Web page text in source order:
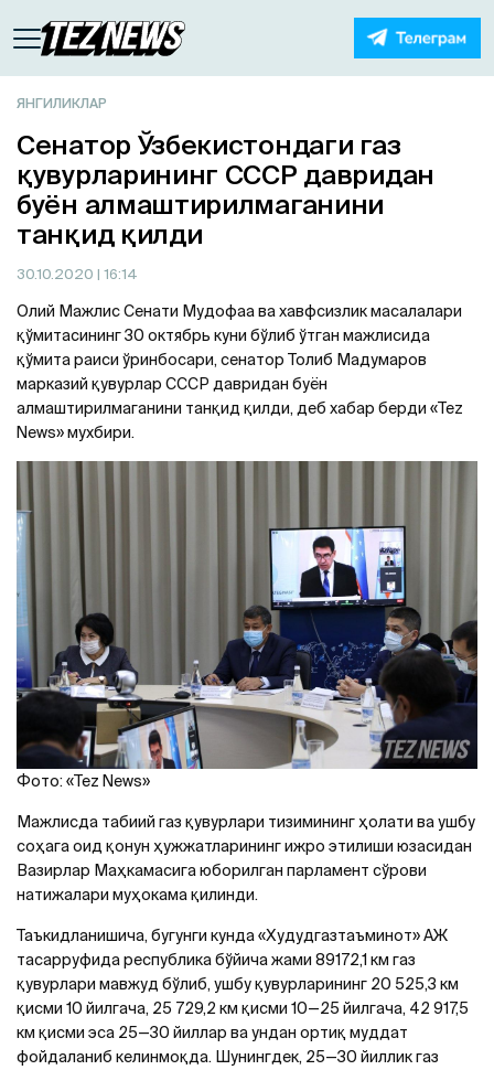
ЯНГИЛИКЛАР
Сенатор Ўзбекистондаги газ
қувурларининг СССР давридан
буён алмаштирилмаганини
танқид қилди
30.10.2020 | 16:14
Олий Мажлис Сенати Мудофаа ва хавфсизлик масалалари
қўмитасининг 30 октябрь куни бўлиб ўтган мажлисида
қўмита раиси ўринбосари, сенатор Толиб Мадумаров
марказий қувурлар СССР давридан буён
алмаштирилмаганини танқид қилди, деб хабар берди «Tez
News» мухбири.
Фото: «Tez News»
Мажлисда табиий газ қувурлари тизимининг ҳолати ва ушбу
соҳага оид қонун ҳужжатларининг ижро этилиши юзасидан
Вазирлар Маҳкамасига юборилган парламент сўрови
натижалари муҳокама қилинди.
Таъкидланишича, бугунги кунда «Худудгазтаъминот» АЖ
тасарруфида республика бўйича жами 89172,1 км газ
қувурлари мавжуд бўлиб, ушбу қувурларининг 20 525,3 км
қисми 10 йилгача, 25 729,2 км қисми 10—25 йилгача, 42 917,5
км қисми эса 25—30 йиллар ва ундан ортиқ муддат
фойдаланиб келинмоқда. Шунингдек, 25—30 йиллик газ